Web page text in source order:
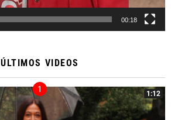
00:18
ÚLTIMOS VIDEOS
1:12